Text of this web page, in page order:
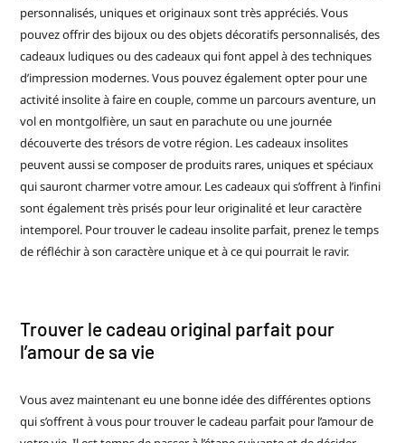
personnalisés, uniques et originaux sont très appréciés. Vous
pouvez offrir des bijoux ou des objets décoratifs personnalisés, des
cadeaux ludiques ou des cadeaux qui font appel à des techniques
d’impression modernes. Vous pouvez également opter pour une
activité insolite à faire en couple, comme un parcours aventure, un
vol en montgolfière, un saut en parachute ou une journée
découverte des trésors de votre région. Les cadeaux insolites
peuvent aussi se composer de produits rares, uniques et spéciaux
qui sauront charmer votre amour. Les cadeaux qui s’offrent à l’infini
sont également très prisés pour leur originalité et leur caractère
intemporel. Pour trouver le cadeau insolite parfait, prenez le temps
de réfléchir à son caractère unique et à ce qui pourrait le ravir.
Trouver le cadeau original parfait pour
l’amour de sa vie
Vous avez maintenant eu une bonne idée des différentes options
qui s’offrent à vous pour trouver le cadeau parfait pour l’amour de